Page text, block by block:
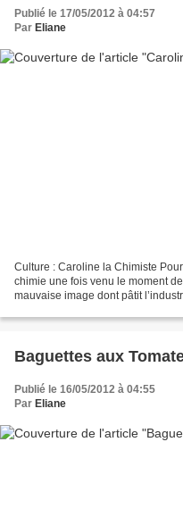
Publié le 17/05/2012 à 04:57
Par Eliane
Culture : Caroline la Chimiste
chimie une fois venu le moment
mauvaise image dont pâtit
Baguettes aux
Publié le 16/05/2012 à 04:55
Par Eliane